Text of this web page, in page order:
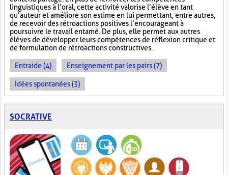
linguistiques à l’oral, cette activité valorise l’élève en tant
qu’auteur et améliore son estime en lui permettant, entre autres,
de recevoir des rétroactions positives l’encourageant à
poursuivre le travail entamé. De plus, elle permet aux autres
élèves de développer leurs compétences de réflexion critique et
de formulation de rétroactions constructives.
Entraide (4) Enseignement par les pairs (7)
Idées spontanées (3)
SOCRATIVE